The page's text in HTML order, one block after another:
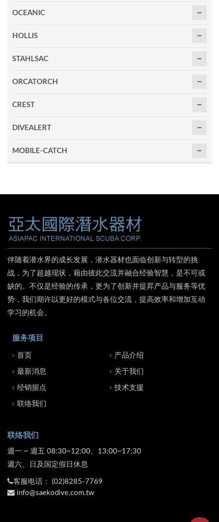
OCEANIC
HOLLIS
STAHLSAC
ORCATORCH
CREST
DIVEALERT
MOBILE-CATCH
伴随着潜水界的成长发展，潜水器材也面临创新与转型的挑
战，为了超越现状，藉由彼此交流并融合经验智慧，是不可或
缺的。不仅是经验的传承，更为了创新并提昇产品与服务等优
势，我们期许以更好的模式与各位交流，提高效率和增加互动
学习的机会。
服务项目
首页 产品介绍
最新消息 关于我们
经销据点 技术支援
联络我们
联络我们
週一 ~ 週五 08:30~12:00、13:00~17:30
週六、日及国定假日休息
客服电话： (02)8285-7769
info@saekodive.com.tw